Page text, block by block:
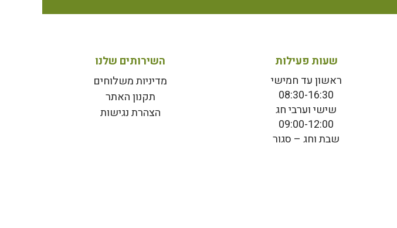
שעות פעילות
ראשון עד חמישי
08:30-16:30
שישי וערבי חג
09:00-12:00
שבת וחג – סגור
השירותים שלנו
מדיניות משלוחים
תקנון האתר
הצהרת נגישות